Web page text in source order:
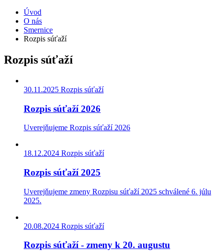
Úvod
O nás
Smernice
Rozpis súťaží
Rozpis súťaží
30.11.2025 Rozpis súťaží
Rozpis súťaží 2026
Uverejňujeme Rozpis súťaží 2026
18.12.2024 Rozpis súťaží
Rozpis súťaží 2025
Uverejňujeme zmeny Rozpisu súťaží 2025 schválené 6. júlu
2025.
20.08.2024 Rozpis súťaží
Rozpis súťaží - zmeny k 20. augustu